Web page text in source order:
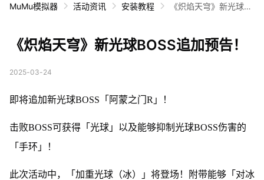
MuMu模拟器 活动资讯 安装教程
《炽焰天穹》新光球B
《炽焰天穹》新光球BOSS追加预告！
2025-03-24
即将追加新光球BOSS「阿蒙之门R」！
击败BOSS可获得「光球」以及能够抑制光球BOSS伤害的
「手环」！
此次活动中，「加重光球（冰）」将登场！附带能够「对冰